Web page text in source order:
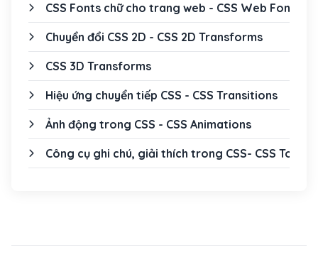
CSS Fonts chữ cho trang web - CSS Web Fonts
Chuyển đổi CSS 2D - CSS 2D Transforms
CSS 3D Transforms
Hiệu ứng chuyển tiếp CSS - CSS Transitions
Ảnh động trong CSS - CSS Animations
Công cụ ghi chú, giải thích trong CSS- CSS Tooltip